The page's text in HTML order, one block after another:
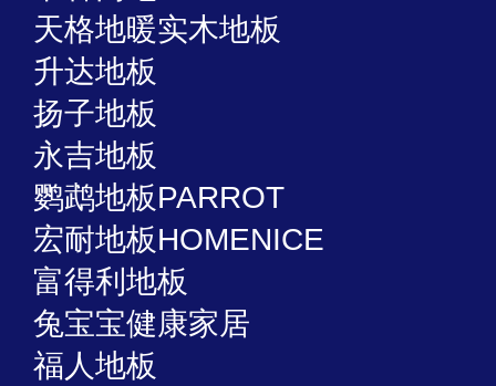
天格地暖实木地板
升达地板
扬子地板
永吉地板
鹦鹉地板PARROT
宏耐地板HOMENICE
富得利地板
兔宝宝健康家居
福人地板